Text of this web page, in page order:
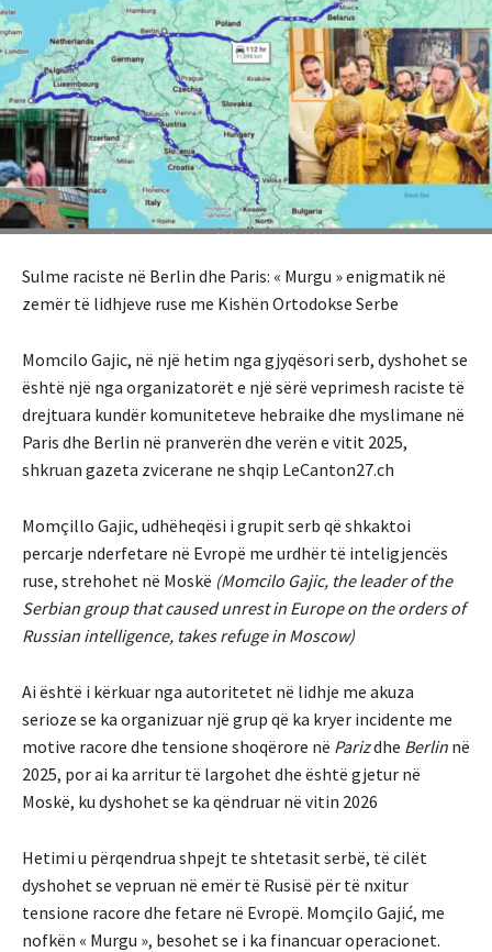
Sulme raciste në Berlin dhe Paris: « Murgu » enigmatik në
zemër të lidhjeve ruse me Kishën Ortodokse Serbe
Momcilo Gajic, në një hetim nga gjyqësori serb, dyshohet se
është një nga organizatorët e një sërë veprimesh raciste të
drejtuara kundër komuniteteve hebraike dhe myslimane në
Paris dhe Berlin në pranverën dhe verën e vitit 2025,
shkruan gazeta zvicerane ne shqip LeCanton27.ch
Momçillo Gajic, udhëheqësi i grupit serb që shkaktoi
percarje nderfetare në Evropë me urdhër të inteligjencës
ruse, strehohet në Moskë (Momcilo Gajic, the leader of the
Serbian group that caused unrest in Europe on the orders of
Russian intelligence, takes refuge in Moscow)
Ai është i kërkuar nga autoritetet në lidhje me akuza
serioze se ka organizuar një grup që ka kryer incidente me
motive racore dhe tensione shoqërore në Parizdhe Berlin në
2025, por ai ka arritur të largohet dhe është gjetur në
Moskë, ku dyshohet se ka qëndruar në vitin 2026
Hetimi u përqendrua shpejt te shtetasit serbë, të cilët
dyshohet se vepruan në emër të Rusisë për të nxitur
tensione racore dhe fetare në Evropë. Momçilo Gajić, me
nofkën « Murgu », besohet se i ka financuar operacionet.